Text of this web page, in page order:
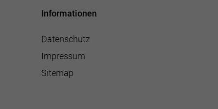
Informationen
Datenschutz
Impressum
Sitemap